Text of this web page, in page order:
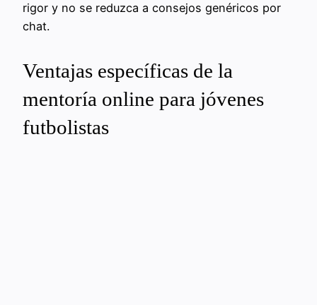
rigor y no se reduzca a consejos genéricos por
chat.
Ventajas específicas de la
mentoría online para jóvenes
futbolistas